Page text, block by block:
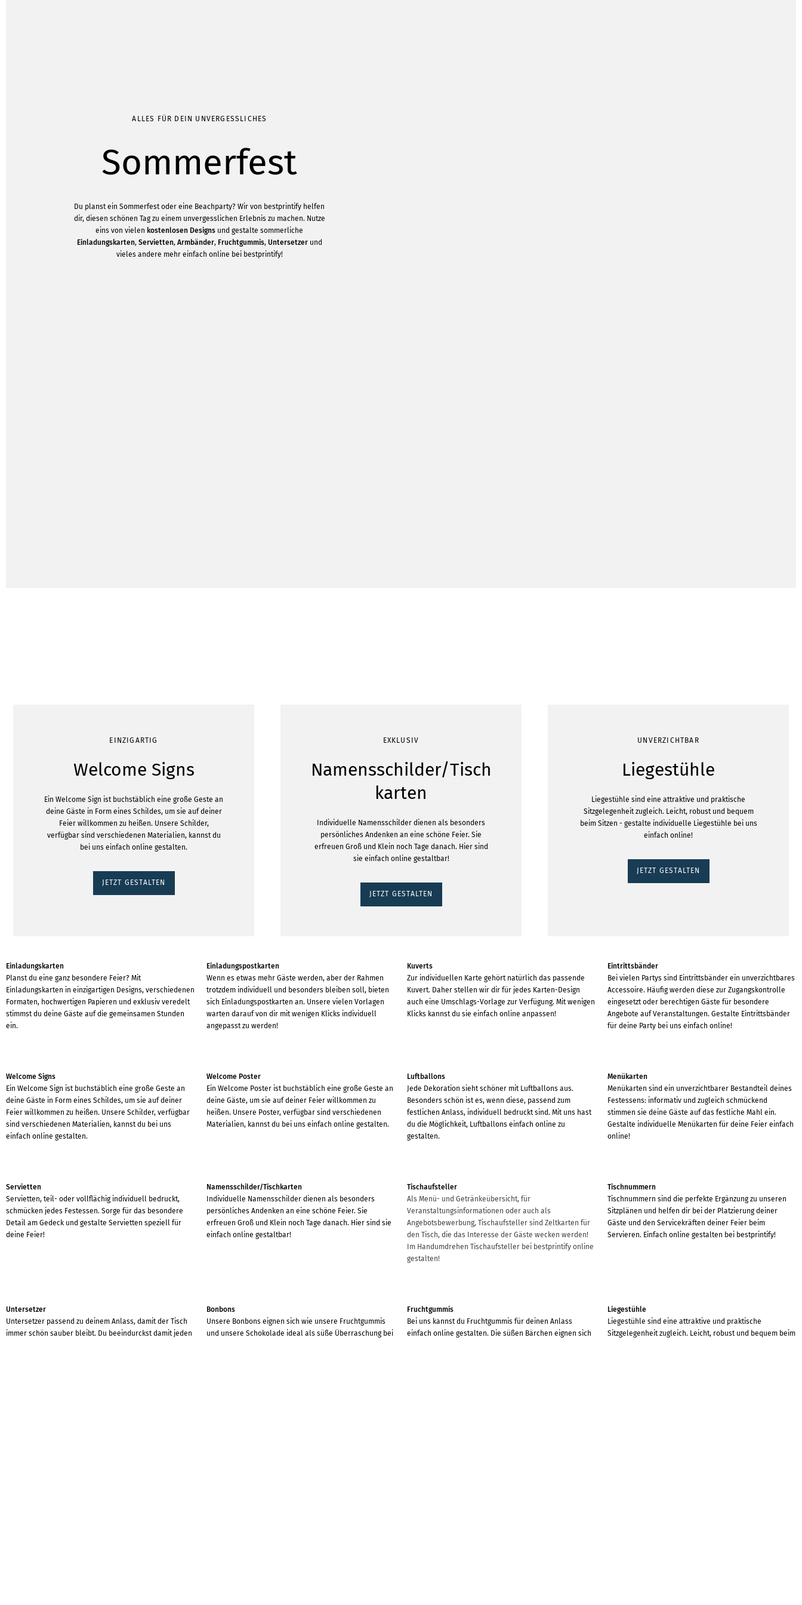
ALLES FÜR DEIN UNVERGESSLICHES
Sommerfest
Du planst ein Sommerfest oder eine Beachparty? Wir von bestprintify helfen
dir, diesen schönen Tag zu einem unvergesslichen Erlebnis zu machen. Nutze
eins von vielen kostenlosen Designs und gestalte sommerliche
Einladungskarten,Servietten, Armbänder, Fruchtgummis, Untersetzerund
vieles andere mehr einfach online bei bestprintify!
EINZIGARTIG
Welcome Signs
Ein Welcome Sign ist buchstäblich eine große Geste an
deine Gäste in Form eines Schildes, um sie auf deiner
Feier willkommen zu heißen. Unsere Schilder,
verfügbar sind verschiedenen Materialien, kannst du
bei uns einfach online gestalten.
JETZT GESTALTEN
EXKLUSIV
Namensschilder/Tisch
karten
Individuelle Namensschilder dienen als besonders
persönliches Andenken an eine schöne Feier. Sie
erfreuen Groß und Klein noch Tage danach. Hier sind
sie einfach online gestaltbar!
JETZT GESTALTEN
UNVERZICHTBAR
Liegestühle
Liegestühle sind eine attraktive und praktische
Sitzgelegenheit zugleich. Leicht, robust und bequem
beim Sitzen - gestalte individuelle Liegestühle bei uns
einfach online!
JETZT GESTALTEN
Einladungskarten
Planst du eine ganz besondere Feier? Mit
Einladungskarten in einzigartigen Designs, verschiedenen
Formaten, hochwertigen Papieren und exklusiv veredelt
stimmst du deine Gäste auf die gemeinsamen Stunden
ein.
Einladungspostkarten
Wenn es etwas mehr Gäste werden, aber der Rahmen
trotzdem individuell und besonders bleiben soll, bieten
sich Einladungspostkarten an. Unsere vielen Vorlagen
warten darauf von dir mit wenigen Klicks individuell
angepasst zu werden!
Kuverts
Zur individuellen Karte gehört natürlich das passende
Kuvert. Daher stellen wir dir für jedes Karten-Design
auch eine Umschlags-Vorlage zur Verfügung. Mit wenigen
Klicks kannst du sie einfach online anpassen!
Eintrittsbänder
Bei vielen Partys sind Eintrittsbänder ein unverzichtbares
Accessoire. Häufig werden diese zur Zugangskontrolle
eingesetzt oder berechtigen Gäste für besondere
Angebote auf Veranstaltungen. Gestalte Eintrittsbänder
für deine Party bei uns einfach online!
Welcome Signs
Ein Welcome Sign ist buchstäblich eine große Geste an
deine Gäste in Form eines Schildes, um sie auf deiner
Feier willkommen zu heißen. Unsere Schilder, verfügbar
sind verschiedenen Materialien, kannst du bei uns
einfach online gestalten.
Welcome Poster
Ein Welcome Poster ist buchstäblich eine große Geste an
deine Gäste, um sie auf deiner Feier willkommen zu
heißen. Unsere Poster, verfügbar sind verschiedenen
Materialien, kannst du bei uns einfach online gestalten.
Luftballons
Jede Dekoration sieht schöner mit Luftballons aus.
Besonders schön ist es, wenn diese, passend zum
festlichen Anlass, individuell bedruckt sind. Mit uns hast
du die Möglichkeit, Luftballons einfach online zu
gestalten.
Menükarten
Menükarten sind ein unverzichtbarer Bestandteil deines
Festessens: informativ und zugleich schmückend
stimmen sie deine Gäste auf das festliche Mahl ein.
Gestalte individuelle Menükarten für deine Feier einfach
online!
Servietten
Servietten, teil- oder vollflächig individuell bedruckt,
schmücken jedes Festessen. Sorge für das besondere
Detail am Gedeck und gestalte Servietten speziell für
deine Feier!
Namensschilder/Tischkarten
Individuelle Namensschilder dienen als besonders
persönliches Andenken an eine schöne Feier. Sie
erfreuen Groß und Klein noch Tage danach. Hier sind sie
einfach online gestaltbar!
Tischaufsteller
Als Menü- und Getränkeübersicht, für
Veranstaltungsinformationen oder auch als
Angebotsbewerbung, Tischaufsteller sind Zeltkarten für
den Tisch, die das Interesse der Gäste wecken werden!
Im Handumdrehen Tischaufsteller bei bestprintify online
gestalten!
Tischnummern
Tischnummern sind die perfekte Ergänzung zu unseren
Sitzplänen und helfen dir bei der Platzierung deiner
Gäste und den Servicekräften deiner Feier beim
Servieren. Einfach online gestalten bei bestprintify!
Untersetzer
Untersetzer passend zu deinem Anlass, damit der Tisch
immer schön sauber bleibt. Du beeindurckst damit jeden
Bonbons
Unsere Bonbons eignen sich wie unsere Fruchtgummis
und unsere Schokolade ideal als süße Überraschung bei
Fruchtgummis
Bei uns kannst du Fruchtgummis für deinen Anlass
einfach online gestalten. Die süßen Bärchen eignen sich
Liegestühle
Liegestühle sind eine attraktive und praktische
Sitzgelegenheit zugleich. Leicht, robust und bequem beim